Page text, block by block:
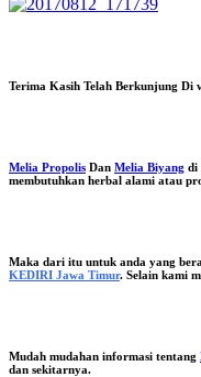
Terima Kasih Telah Berkunjung Di
Melia Propolis Dan Melia Biyang di
membutuhkan herbal alami atau
Maka dari itu untuk anda yang
KEDIRI Jawa Timur. Selain kami
Mudah mudahan informasi tentang
dan sekitarnya.